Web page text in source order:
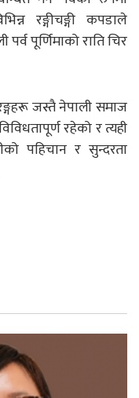
रङ्गीचङ्गी कपडाले
पूर्णिमाको राति चिर
जस्तै नेपाली समाज
रहेको र त्यही
पहिचान र सुन्दरता